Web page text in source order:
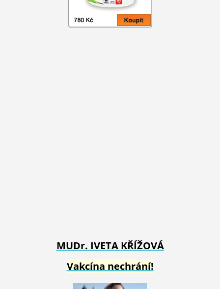
MUDr. IVETA KŘÍŽOVÁ
Vakcína nechrání!